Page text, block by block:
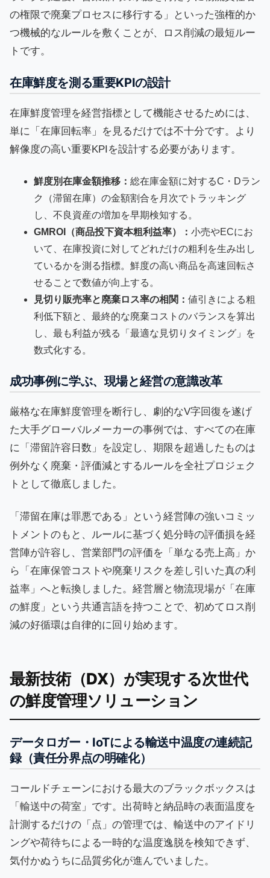
の権限で廃棄プロセスに移行する」といった強権的か
つ機械的なルールを敷くことが、ロス削減の最短ルー
トです。
在庫鮮度を測る重要KPIの設計
在庫鮮度管理を経営指標として機能させるためには、
単に「在庫回転率」を見るだけでは不十分です。より
解像度の高い重要KPIを設計する必要があります。
鮮度別在庫金額推移： 総在庫金額に対するC・Dラン
ク（滞留在庫）の金額割合を月次でトラッキング
し、不良資産の増加を早期検知する。
GMROI（商品投下資本粗利益率）： 小売やECにお
いて、在庫投資に対してどれだけの粗利を生み出し
ているかを測る指標。鮮度の高い商品を高速回転さ
せることで数値が向上する。
見切り販売率と廃棄ロス率の相関： 値引きによる粗
利低下額と、最終的な廃棄コストのバランスを算出
し、最も利益が残る「最適な見切りタイミング」を
数式化する。
成功事例に学ぶ、現場と経営の意識改革
厳格な在庫鮮度管理を断行し、劇的なV字回復を遂げ
た大手グローバルメーカーの事例では、すべての在庫
に「滞留許容日数」を設定し、期限を超過したものは
例外なく廃棄・評価減とするルールを全社プロジェク
トとして徹底しました。
「滞留在庫は罪悪である」という経営陣の強いコミッ
トメントのもと、ルールに基づく処分時の評価損を経
営陣が許容し、営業部門の評価を「単なる売上高」か
ら「在庫保管コストや廃棄リスクを差し引いた真の利
益率」へと転換しました。経営層と物流現場が「在庫
の鮮度」という共通言語を持つことで、初めてロス削
減の好循環は自律的に回り始めます。
最新技術（DX）が実現する次世代
の鮮度管理ソリューション
データロガー・IoTによる輸送中温度の連続記
録（責任分界点の明確化）
コールドチェーンにおける最大のブラックボックスは
「輸送中の荷室」です。出荷時と納品時の表面温度を
計測するだけの「点」の管理では、輸送中のアイドリ
ングや荷待ちによる一時的な温度逸脱を検知できず、
気付かぬうちに品質劣化が進んでいました。